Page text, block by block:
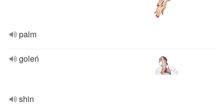
palm
goleń
shin